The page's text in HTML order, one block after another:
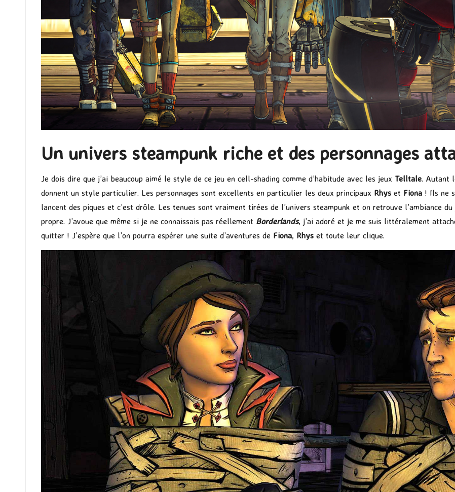
Un univers steampunk riche et des personnages
Je dois dire que j’ai beaucoup aimé le style de ce jeu en cell-shading comme d’habitude avec les jeux Telltale. Autant
donnent un style particulier. Les personnages sont excellents en particulier les deux principaux Rhys et Fiona ! Ils ne
lancent des piques et c’est drôle. Les tenues sont vraiment tirées de l’univers steampunk et on retrouve l’ambiance du
propre. J’avoue que même si je ne connaissais pas réellement Borderlands, j’ai adoré et je me suis littéralement
quitter ! J’espère que l’on pourra espérer une suite d’aventures de Fiona, Rhys et toute leur clique.